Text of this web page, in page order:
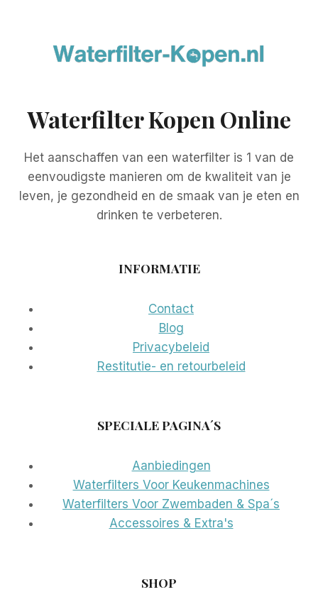
Waterfilter Kopen Online
Het aanschaffen van een waterfilter is 1 van de
eenvoudigste manieren om de kwaliteit van je
leven, je gezondheid en de smaak van je eten en
drinken te verbeteren.
INFORMATIE
Contact
Blog
Privacybeleid
Restitutie- en retourbeleid
SPECIALE PAGINA´S
Aanbiedingen
Waterfilters Voor Keukenmachines
Waterfilters Voor Zwembaden & Spa´s
Accessoires & Extra's
SHOP